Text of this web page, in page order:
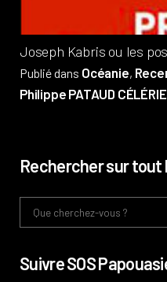
Joseph Kabris ou les
Publié dans Océanie,
Philippe PATAUD
Rechercher sur tout
Suivre SOS